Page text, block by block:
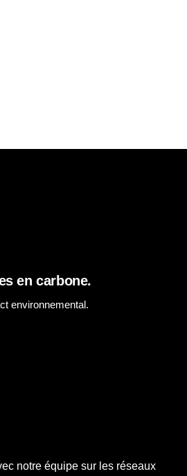
en carbone.
environnemental.
notre équipe sur les réseaux